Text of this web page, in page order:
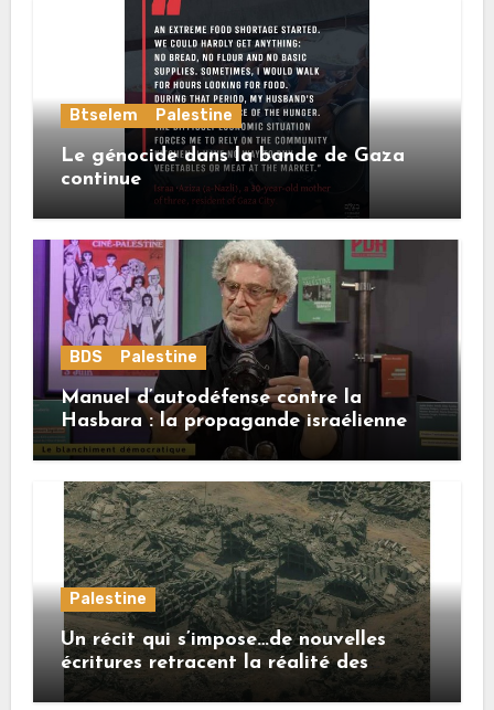
Btselem Palestine
Le génocide dans la bande de Gaza
continue
BDS Palestine
Manuel d’autodéfense contre la
Hasbara : la propagande israélienne
Palestine
Un récit qui s’impose…de nouvelles
écritures retracent la réalité des
crimes sionistes à Gaza